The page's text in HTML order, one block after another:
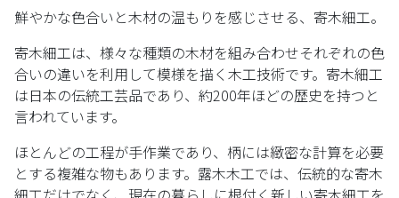
鮮やかな色合いと木材の温もりを感じさせる、寄木細工。
寄木細工は、様々な種類の木材を組み合わせそれぞれの色
合いの違いを利用して模様を描く木工技術です。寄木細工
は日本の伝統工芸品であり、約200年ほどの歴史を持つと
言われています。
ほとんどの工程が手作業であり、柄には緻密な計算を必要
とする複雑な物もあります。露木木工では、伝統的な寄木